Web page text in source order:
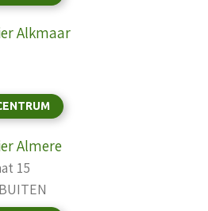
Alkmaar
Almere
15